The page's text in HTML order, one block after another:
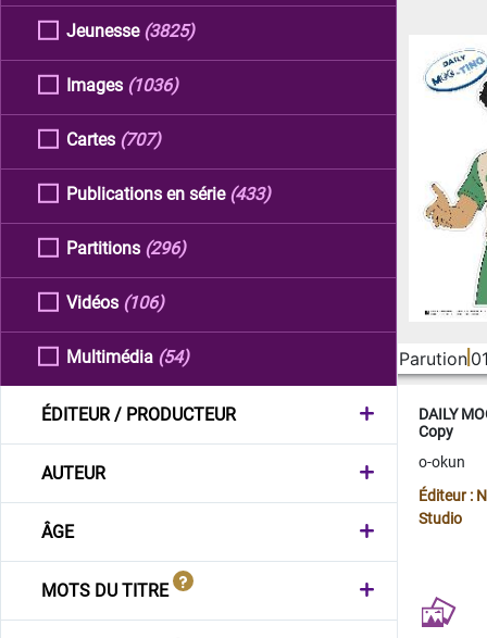
Jeunesse (3825)
Images (1036)
Cartes (707)
Publications en série (433)
Partitions (296)
Vidéos (106)
Multimédia (54)
ÉDITEUR / PRODUCTEUR
AUTEUR
ÂGE
MOTS DU TITRE
Parution
DAILY
Copy
o-okun
Éditeur :
Studio